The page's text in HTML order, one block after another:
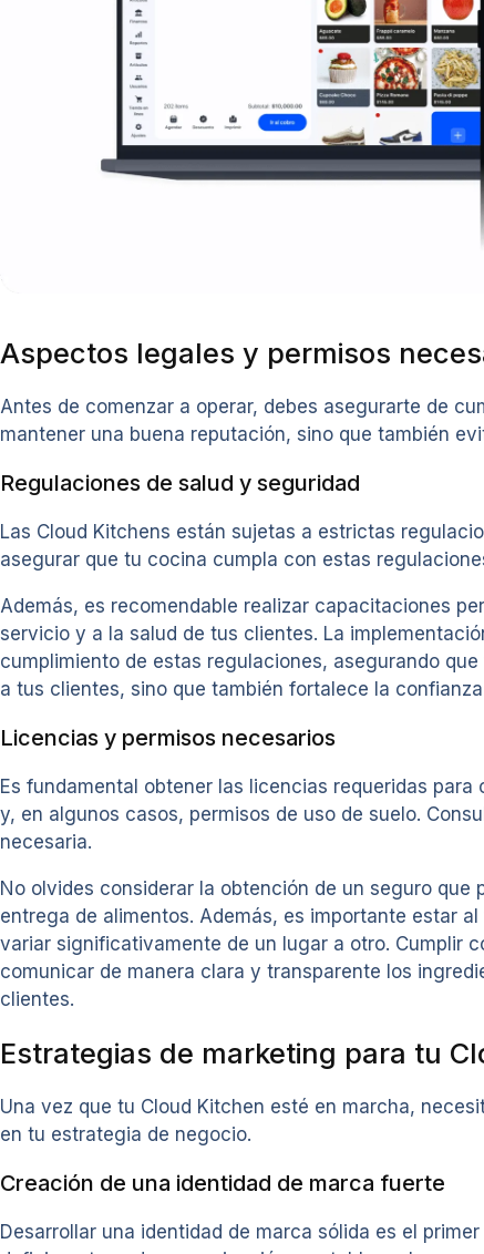
Aspectos legales y permisos
Antes de comenzar a operar, debes asegurarte de
mantener una buena reputación, sino que también
Regulaciones de salud y seguridad
Las Cloud Kitchens están sujetas a estrictas
asegurar que tu cocina cumpla con estas
Además, es recomendable realizar capacitaciones
servicio y a la salud de tus clientes. La
cumplimiento de estas regulaciones, asegurando
a tus clientes, sino que también fortalece la
Licencias y permisos necesarios
Es fundamental obtener las licencias requeridas
y, en algunos casos, permisos de uso de suelo.
necesaria.
No olvides considerar la obtención de un seguro
entrega de alimentos. Además, es importante estar
variar significativamente de un lugar a otro. Cumplir
comunicar de manera clara y transparente los
clientes.
Estrategias de marketing para tu
Una vez que tu Cloud Kitchen esté en marcha,
en tu estrategia de negocio.
Creación de una identidad de marca fuerte
Desarrollar una identidad de marca sólida es el